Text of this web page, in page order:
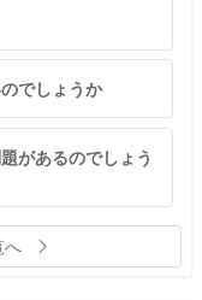
でしょうか
があるのでしょう
へ